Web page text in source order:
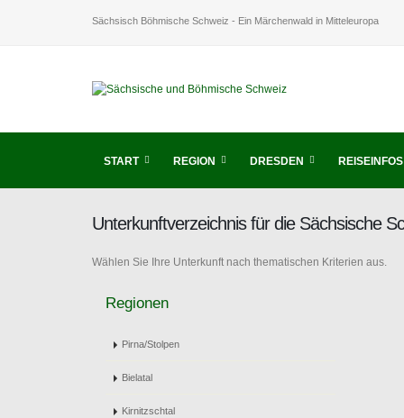
Sächsisch Böhmische Schweiz - Ein Märchenwald in Mitteleuropa
START REGION DRESDEN REISEINFOS
Unterkunftverzeichnis für die Sächsische
Wählen Sie Ihre Unterkunft nach thematischen Kriterien aus.
Regionen
Pirna/Stolpen
Bielatal
Kirnitzschtal